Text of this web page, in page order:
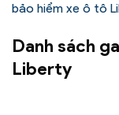
bảo hiểm xe ô tô
Danh sách
Liberty